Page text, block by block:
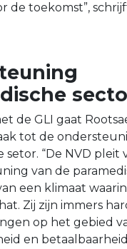
de toekomst”,
de GLI gaat
tot de
setor. “De NVD
van de
een klimaat
Zij zijn immers
op het gebied
en